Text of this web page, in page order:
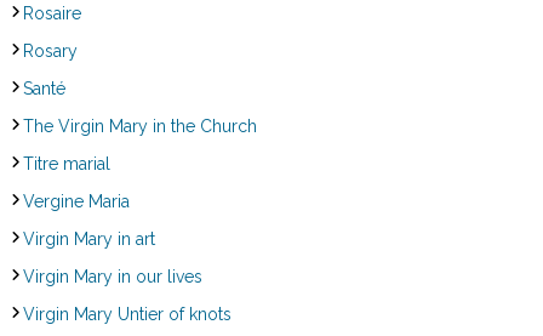
Rosaire
Rosary
Santé
The Virgin Mary in the Church
Titre marial
Vergine Maria
Virgin Mary in art
Virgin Mary in our lives
Virgin Mary Untier of knots